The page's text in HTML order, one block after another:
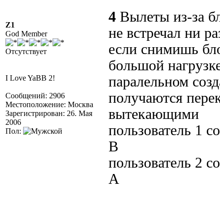
Z1
God Member
Отсутствует
I Love YaBB 2!
Сообщений: 2906
Местоположение: Москва
Зарегистрирован: 26. Мая
2006
Пол:
4 Вылеты из-за
не встречал ни
если снимишь
большой
паралельном
получаются
вытекающими
пользователь 1
B
пользователь 2
A